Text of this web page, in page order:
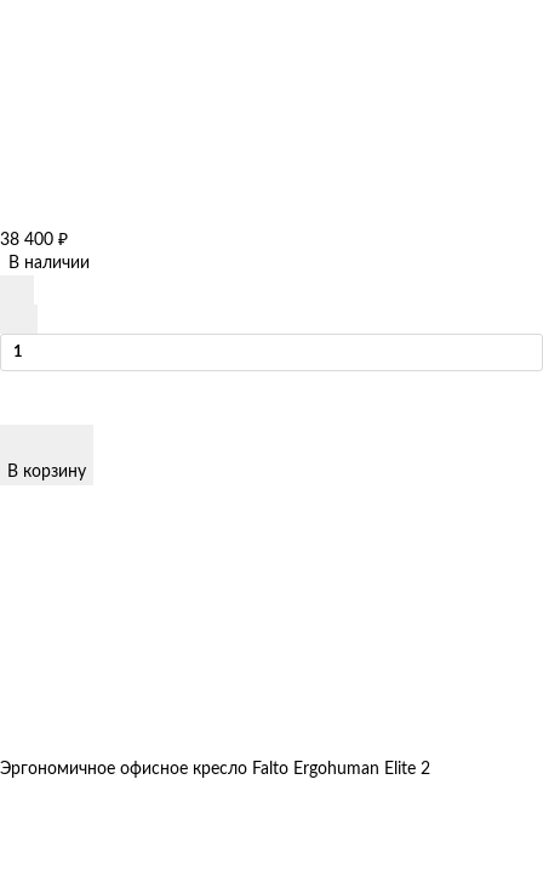
38 400 ₽
В наличии
В корзину
Эргономичное офисное кресло Falto Ergohuman Elite 2